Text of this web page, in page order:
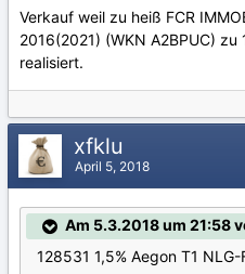
Verkauf weil zu heiß FCR
2016(2021) (WKN A2BPUC)
realisiert.
xfklu
April 5, 2018
Am 5.3.2018 um 21:58
128531 1,5% Aegon T1